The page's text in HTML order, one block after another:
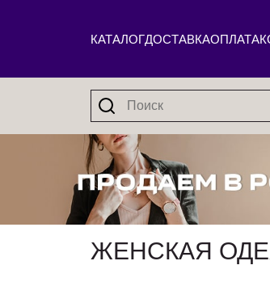
КАТАЛОГДОСТАВКАОПЛАТА
ЖЕНСКАЯ